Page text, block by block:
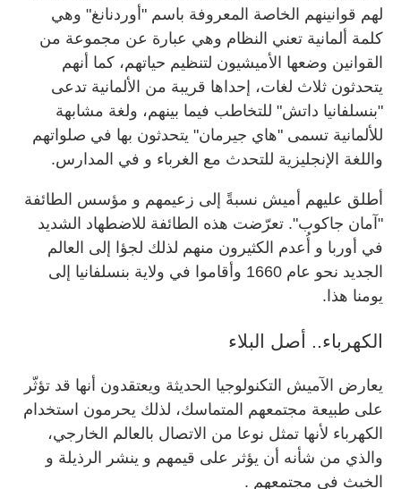
لهم قوانينهم الخاصة المعروفة باسم "أوردنانغ" وهي
كلمة ألمانية تعني النظام وهي عبارة عن مجموعة من
القوانين وضعها الأميشيون لتنظيم حياتهم، كما أنهم
يتحدثون ثلاث لغات، إحداها قريبة من الألمانية تدعى
"بنسلفانيا داتش" للتخاطب فيما بينهم، ولغة مشابهة
للألمانية تسمى "هاي جيرمان" يتحدثون بها في صلواتهم
واللغة الإنجليزية للتحدث مع الغرباء و في المدارس.
أطلق عليهم أميش نسبةً إلى زعيمهم و مؤسس الطائفة
"آمان جاكوب". تعرّضت هذه الطائفة للاضطهاد الشديد
في أوربا و أُعدم الكثيرون منهم لذلك لجؤا إلى العالم
الجديد نحو عام 1660 وأقاموا في ولاية بنسلفانيا إلى
يومنا هذا.
الكهرباء.. أصل البلاء
يعارض الآميش التكنولوجيا الحديثة ويعتقدون أنها قد تؤثّر
على طبيعة مجتمعهم المتماسك، لذلك يحرمون استخدام
الكهرباء لأنها تمثل نوعا من الاتصال بالعالم الخارجي،
والذي من شأنه أن يؤثر على قيمهم و ينشر الرذيلة و
الخبث في مجتمعهم .